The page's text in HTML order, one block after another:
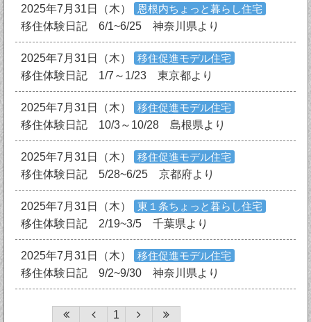
2025年7月31日（木）
恩根内ちょっと暮らし住宅
移住体験日記 6/1~6/25 神奈川県より
2025年7月31日（木）
移住促進モデル住宅
移住体験日記 1/7～1/23 東京都より
2025年7月31日（木）
移住促進モデル住宅
移住体験日記 10/3～10/28 島根県より
2025年7月31日（木）
移住促進モデル住宅
移住体験日記 5/28~6/25 京都府より
2025年7月31日（木）
東１条ちょっと暮らし住宅
移住体験日記 2/19~3/5 千葉県より
2025年7月31日（木）
移住促進モデル住宅
移住体験日記 9/2~9/30 神奈川県より
1